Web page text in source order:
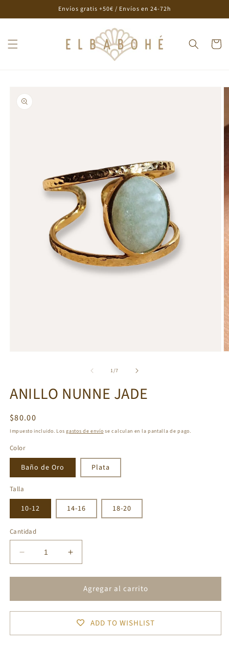
al contenido
Envíos gratis +50€ / Envíos en 24-72h
Carrito
a la
información
una
ventana
1/de
7
ANILLO NUNNE JADE
Precio
habitual
$80.00
Impuesto incluido. Losgastos de envío se calculan en la pantalla de pago.
Color
Baño de Oro Plata
Talla
10-12 14-16 18-20
Cantidad
Reducir
cantidad
para
NUNNE
JADE
Aumentar
cantidad
para
ANILLO
NUNNE
JADE
Agregar al carrito
ADD TO WISHLIST